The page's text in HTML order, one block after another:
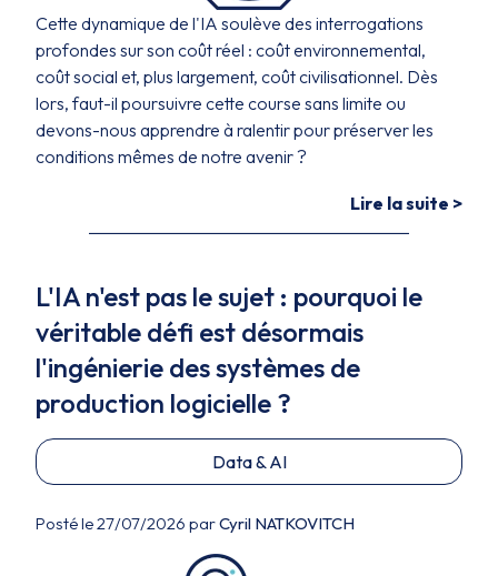
Cette dynamique de l'IA soulève des interrogations
profondes sur son coût réel : coût environnemental,
coût social et, plus largement, coût civilisationnel. Dès
lors, faut-il poursuivre cette course sans limite ou
devons-nous apprendre à ralentir pour préserver les
conditions mêmes de notre avenir ?
Lire la suite >
L'IA n'est pas le sujet : pourquoi le
véritable défi est désormais
l'ingénierie des systèmes de
production logicielle ?
Data & AI
Posté le 27/07/2026 parCyril NATKOVITCH